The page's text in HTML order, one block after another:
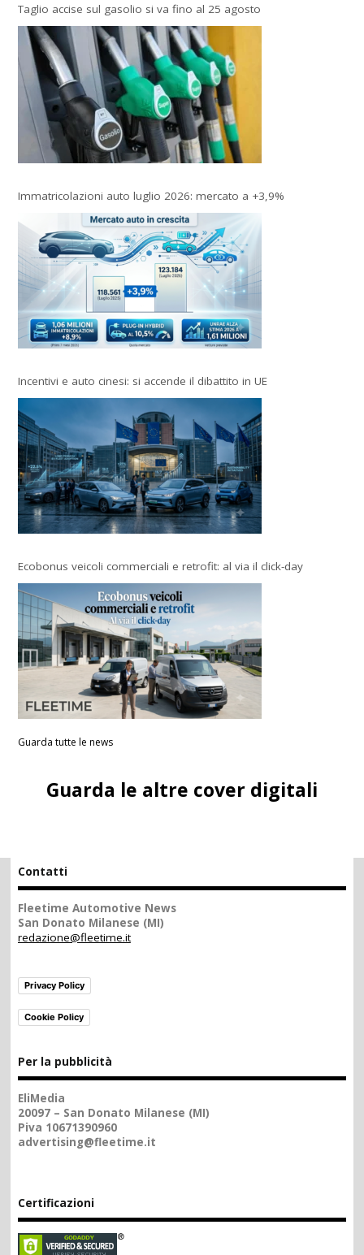
Taglio accise sul gasolio si va fino al 25 agosto
Immatricolazioni auto luglio 2026: mercato a +3,9%
Incentivi e auto cinesi: si accende il dibattito in UE
Ecobonus veicoli commerciali e retrofit: al via il click-day
Guarda tutte le news
Guarda le altre cover digitali
Contatti
Fleetime Automotive News
San Donato Milanese (MI)
redazione@fleetime.it
Privacy Policy
Cookie Policy
Per la pubblicità
EliMedia
20097 – San Donato Milanese (MI)
Piva 10671390960
advertising@fleetime.it
Certificazioni